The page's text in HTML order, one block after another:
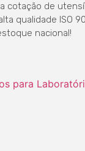
cotação de
qualidade ISO
nacional!